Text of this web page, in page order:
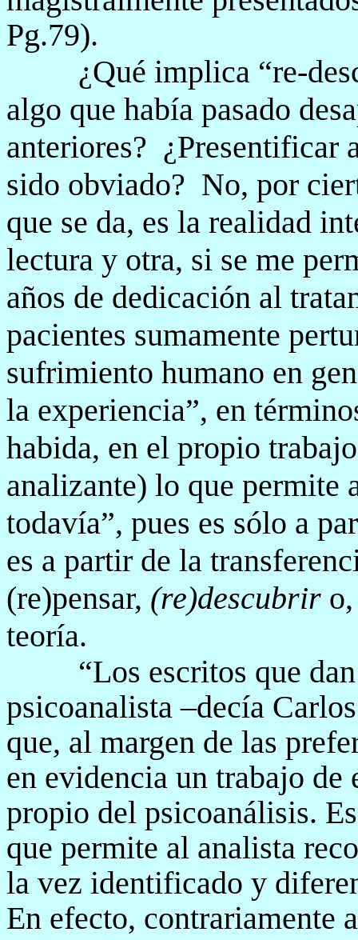
Pg.79).
¿Qué implica “re-
algo que había pasado
anteriores? ¿Presentificar
sido obviado? No, por
que se da, es la realidad
lectura y otra, si se me
años de dedicación al
pacientes sumamente
sufrimiento humano en
la experiencia”, en
habida, en el propio
analizante) lo que permite
todavía”, pues es sólo a
es a partir de la
(re)pensar, (re)descubrir
teoría.
“Los escritos que
psicoanalista –decía
que, al margen de las
en evidencia un trabajo de
propio del psicoanálisis.
que permite al analista
la vez identificado y
En efecto, contrariamente